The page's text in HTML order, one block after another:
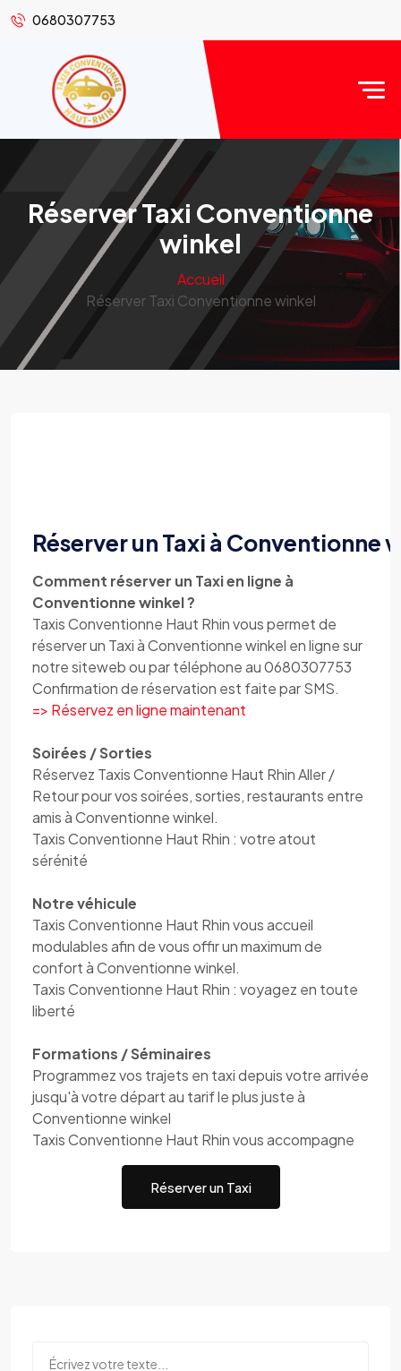
0680307753
Réserver Taxi Conventionne
winkel
Accueil
Réserver Taxi Conventionne winkel
Réserver un Taxi à Conventionne
Comment réserver un Taxi en ligne à
Conventionne winkel ?
Taxis Conventionne Haut Rhin vous permet de
réserver un Taxi à Conventionne winkel en ligne sur
notre siteweb ou par téléphone au 0680307753
Confirmation de réservation est faite par SMS.
=> Réservez en ligne maintenant
Soirées / Sorties
Réservez Taxis Conventionne Haut Rhin Aller /
Retour pour vos soirées, sorties, restaurants entre
amis à Conventionne winkel.
Taxis Conventionne Haut Rhin : votre atout
sérénité
Notre véhicule
Taxis Conventionne Haut Rhin vous accueil
modulables afin de vous offir un maximum de
confort à Conventionne winkel.
Taxis Conventionne Haut Rhin : voyagez en toute
liberté
Formations / Séminaires
Programmez vos trajets en taxi depuis votre arrivée
jusqu'à votre départ au tarif le plus juste à
Conventionne winkel
Taxis Conventionne Haut Rhin vous accompagne
Réserver un Taxi